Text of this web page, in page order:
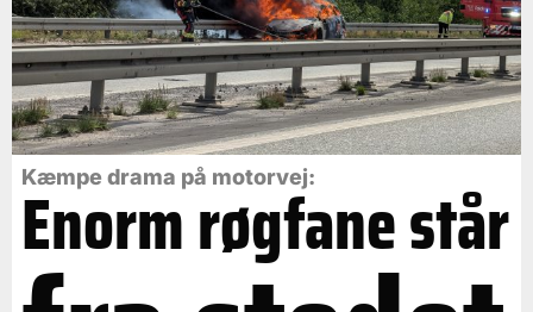
Kæmpe drama på motorvej:
Enorm røgfane står